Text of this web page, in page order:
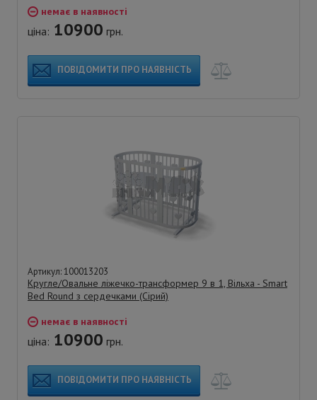
немає в наявності
ціна: 10900 грн.
ПОВІДОМИТИ ПРО НАЯВНІСТЬ
Артикул: 100013203
Кругле/Овальне ліжечко-трансформер 9 в 1, Вільха - Smart
Bed Round з сердечками (Сірий)
немає в наявності
ціна: 10900 грн.
ПОВІДОМИТИ ПРО НАЯВНІСТЬ